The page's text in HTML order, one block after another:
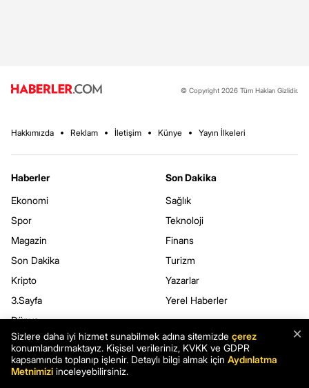
© Copyright 2026 Tüm Hakları Gizlidir.
Hakkımızda Reklam İletişim Künye Yayın İlkeleri
Haberler
Ekonomi
Spor
Magazin
Son Dakika
Kripto
3.Sayfa
Dünya
Son Dakika
Sağlık
Teknoloji
Finans
Turizm
Yazarlar
Yerel Haberler
Haberler.com
Hava Durumu
Kurumsal
×
Sizlere daha iyi hizmet sunabilmek adına sitemizde çerez
konumlandırmaktayız. Kişisel verileriniz, KVKK ve GDPR
kapsamında toplanıp işlenir. Detaylı bilgi almak için Aydınlatma
Metnimizi inceleyebilirsiniz.